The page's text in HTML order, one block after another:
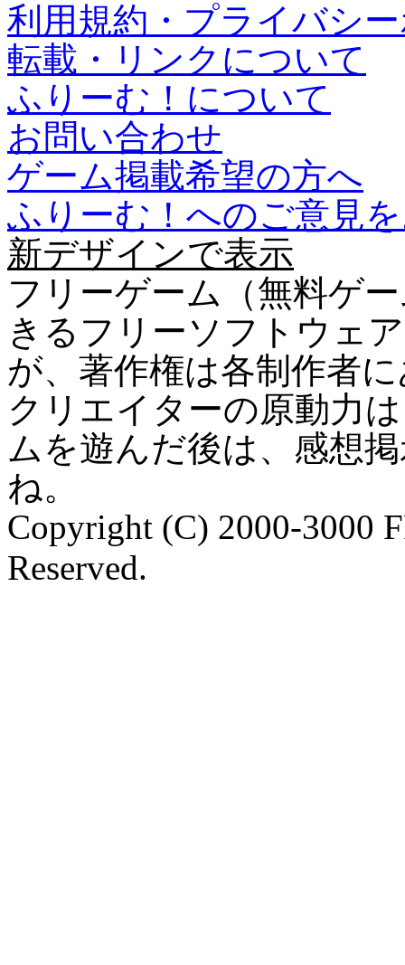
利用規約・プライバシ
転載・リンクについて
ふりーむ！について
お問い合わせ
ゲーム掲載希望の方へ
ふりーむ！へのご意見
新デザインで表示
フリーゲーム（無料ゲ
きるフリーソフトウェ
が、著作権は各制作者
クリエイターの原動力
ムを遊んだ後は、感想
ね。
Copyright (C) 2000-3000
Reserved.